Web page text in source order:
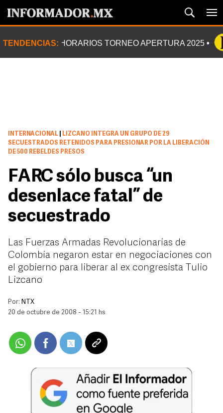
TENDENCIAS: HORARIOS TORNEO APERTURA 2025
INTERNACIONAL
LIZCANO INTEGRA UN GRUPO DE 29
SECUESTRADOS RETENIDOS PARA PRESIONAR POR LA LIBERACIÓN
DE 500 REBELDES PRESOS
FARC sólo busca “un
desenlace fatal” de
secuestrado
Las Fuerzas Armadas Revolucionarias de
Colombia negaron estar en negociaciones con
el gobierno para liberar al ex congresista Tulio
Lizcano
Por: NTX
20 de octubre de 2008 - 15:21 hs